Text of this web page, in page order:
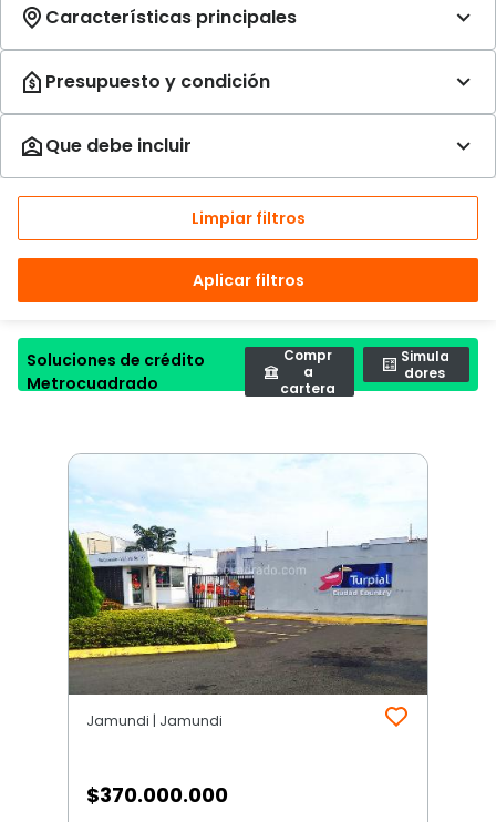
Limpiar filtros
Aplicar filtros
Soluciones de crédito
Metrocuadrado
Compr
a
cartera
Simula
dores
Jamundi | Jamundi
$370.000.000